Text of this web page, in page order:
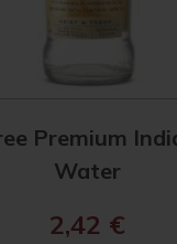
Premium
Water
2,42 €